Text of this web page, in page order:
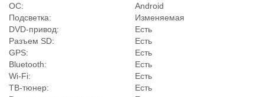
ОС:
Android
Подсветка:
Изменяемая
DVD-привод:
Есть
Разъем SD:
Есть
GPS:
Есть
Bluetooth:
Есть
Wi-Fi:
Есть
ТВ-тюнер:
Есть